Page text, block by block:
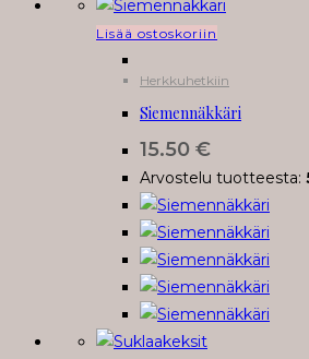
Lisää ostoskoriin
Herkkuhetkiin
Siemennäkkäri
15.50 €
Arvostelu tuotteesta: